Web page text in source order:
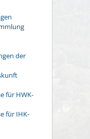
der
für HWK-
für IHK-